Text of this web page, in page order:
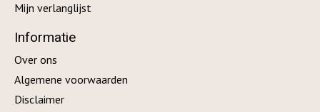
Mijn verlanglijst
Informatie
Over ons
Algemene voorwaarden
Disclaimer